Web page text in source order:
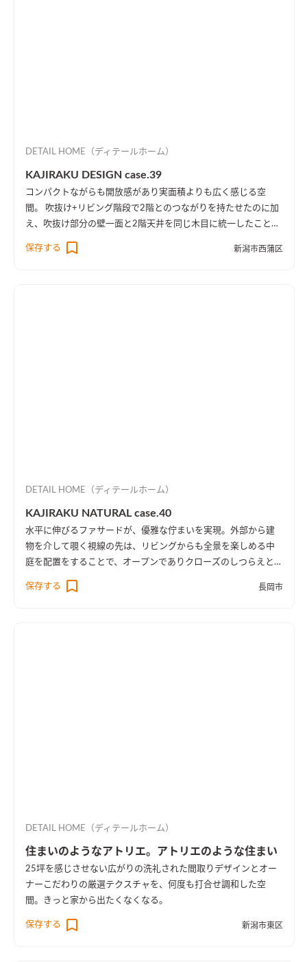
DETAIL HOME（ディテールホーム）
KAJIRAKU DESIGN case.39
コンパクトながらも開放感があり実面積よりも広く感じる空
間。 吹抜け+リビング階段で2階とのつながりを持たせたのに加
え、吹抜け部分の壁一面と2階天井を同じ木目に統一したことに
より、1階・2階の一体感を演出しました。 趣味のピアノ室は、
楽譜を整理する本棚を壁一面に設け、屋外への防音効果も担って
保存する 新潟市西蒲区
DETAIL HOME（ディテールホーム）
KAJIRAKU NATURAL case.40
水平に伸びるファサードが、優雅な佇まいを実現。外部から建
物を介して覗く視線の先は、リビングからも全景を楽しめる中
庭を配置をすることで、オープンでありクローズのしつらえとし
保存する
長岡市
DETAIL HOME（ディテールホーム）
住まいのようなアトリエ。アトリエのような住まい
25坪を感じさせない広がりの洗礼された間取りデザインとオー
ナーこだわりの厳選テクスチャを、何度も打合せ調和した空
間。きっと家から出たくなくなる。
保存する 新潟市東区